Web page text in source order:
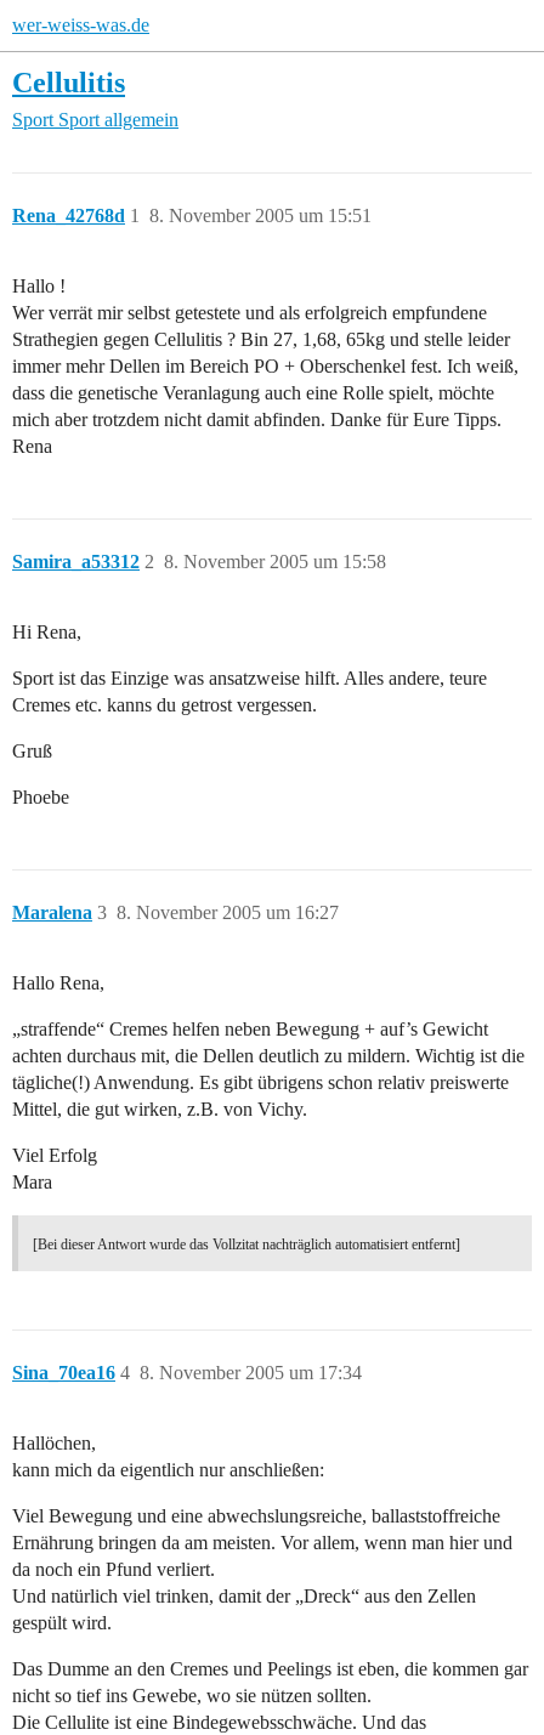
wer-weiss-was.de
Cellulitis
Sport Sport allgemein
Rena_42768d 8. November 2005 um 15:51
1
Hallo !
Wer verrät mir selbst getestete und als erfolgreich empfundene
Strathegien gegen Cellulitis ? Bin 27, 1,68, 65kg und stelle leider
immer mehr Dellen im Bereich PO + Oberschenkel fest. Ich weiß,
dass die genetische Veranlagung auch eine Rolle spielt, möchte
mich aber trotzdem nicht damit abfinden. Danke für Eure Tipps.
Rena
Samira_a53312 8. November 2005 um 15:58
2
Hi Rena,
Sport ist das Einzige was ansatzweise hilft. Alles andere, teure
Cremes etc. kanns du getrost vergessen.
Gruß
Phoebe
Maralena 8. November 2005 um 16:27
3
Hallo Rena,
„straffende“ Cremes helfen neben Bewegung + auf’s Gewicht
achten durchaus mit, die Dellen deutlich zu mildern. Wichtig ist die
tägliche(!) Anwendung. Es gibt übrigens schon relativ preiswerte
Mittel, die gut wirken, z.B. von Vichy.
Viel Erfolg
Mara
[Bei dieser Antwort wurde das Vollzitat nachträglich automatisiert entfernt]
Sina_70ea16 8. November 2005 um 17:34
4
Hallöchen,
kann mich da eigentlich nur anschließen:
Viel Bewegung und eine abwechslungsreiche, ballaststoffreiche
Ernährung bringen da am meisten. Vor allem, wenn man hier und
da noch ein Pfund verliert.
Und natürlich viel trinken, damit der „Dreck“ aus den Zellen
gespült wird.
Das Dumme an den Cremes und Peelings ist eben, die kommen gar
nicht so tief ins Gewebe, wo sie nützen sollten.
Die Cellulite ist eine Bindegewebsschwäche. Und das